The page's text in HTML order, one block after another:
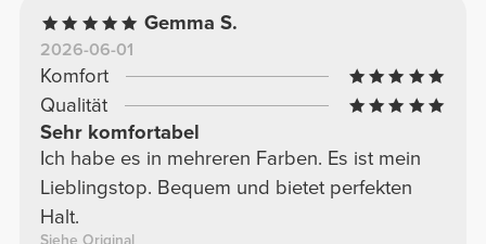
Gemma S.
2026-06-01
Komfort
Qualität
Sehr komfortabel
Ich habe es in mehreren Farben. Es ist mein
Lieblingstop. Bequem und bietet perfekten
Halt.